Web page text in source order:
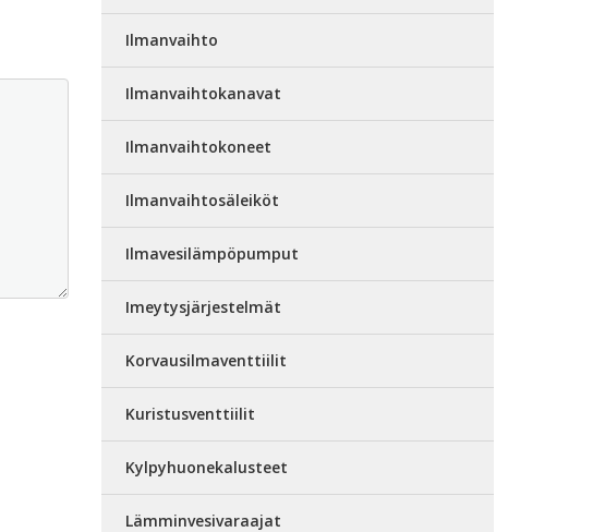
Ilmanvaihto
Ilmanvaihtokanavat
Ilmanvaihtokoneet
Ilmanvaihtosäleiköt
Ilmavesilämpöpumput
Imeytysjärjestelmät
Korvausilmaventtiilit
Kuristusventtiilit
Kylpyhuonekalusteet
Lämminvesivaraajat